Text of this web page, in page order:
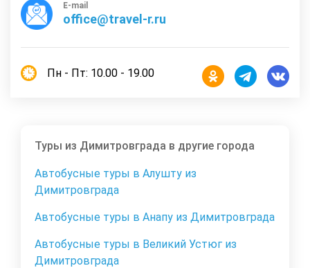
E-mail
office@travel-r.ru
Пн - Пт: 10.00 - 19.00
Туры из Димитровграда в другие города
Автобусные туры в Алушту из
Димитровграда
Автобусные туры в Анапу из Димитровграда
Автобусные туры в Великий Устюг из
Димитровграда